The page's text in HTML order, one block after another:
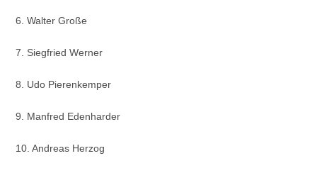
6. Walter Große
7. Siegfried Werner
8. Udo Pierenkemper
9. Manfred Edenharder
10. Andreas Herzog